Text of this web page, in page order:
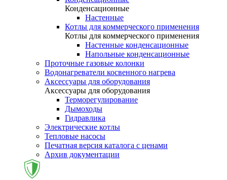
Конденсационные
Настенные
Котлы для коммерческого применения
Котлы для коммерческого применения
Настенные конденсационные
Напольные конденсационные
Проточные газовые колонки
Водонагреватели косвенного нагрева
Аксессуары для оборудования
Аксессуары для оборудования
Терморегулирование
Дымоходы
Гидравлика
Электрические котлы
Тепловые насосы
Печатная версия каталога с ценами
Архив документации